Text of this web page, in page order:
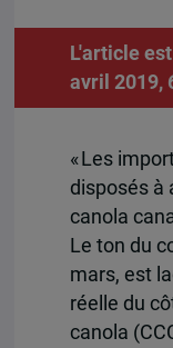
L'article
avril 2019,
« Les
disposés à
canola
Le ton du
mars, est
réelle du
canola